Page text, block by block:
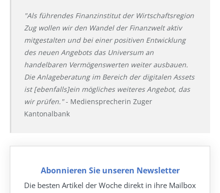
"Als führendes Finanzinstitut der Wirtschaftsregion
Zug wollen wir den Wandel der Finanzwelt aktiv
mitgestalten und bei einer positiven Entwicklung
des neuen Angebots das Universum an
handelbaren Vermögenswerten weiter ausbauen.
Die Anlageberatung im Bereich der digitalen Assets
ist [ebenfalls]ein mögliches weiteres Angebot, das
wir prüfen."- Mediensprecherin Zuger
Kantonalbank
Abonnieren Sie unseren Newsletter
Die besten Artikel der Woche direkt in ihre Mailbox